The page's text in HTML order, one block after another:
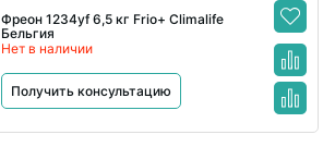
Фреон 1234yf 6,5 кг Frio+ Climalife
Бельгия
Нет в наличии
Получить консультацию